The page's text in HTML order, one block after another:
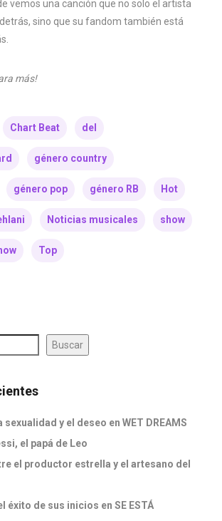
vemos una canción que no solo el artista
sino que su fandom también está
más!
Chart Beat del
género country
género pop género RB Hot
Noticias musicales show
Top
Buscar
sexualidad y el deseo en WET DREAMS
el papá de Leo
el productor estrella y el artesano del
éxito de sus inicios en SE ESTÁ